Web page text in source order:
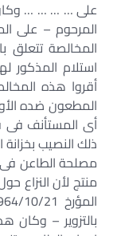
على … … … … وكان
المرحوم – على
المخالصة تتعلق
استلام المذكور
أقروا هذه
المطعون ضده
أى المستأنف فى
ذلك النصيب
مصلحة الطاعن
منتج لأن النزاع
بالتزوير – وكان